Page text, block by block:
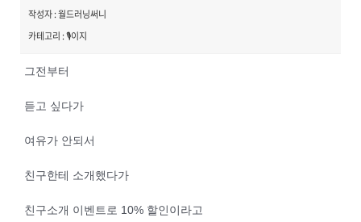
작성자 : 월드러닝써니
카테고리 : 🎙️이지
그전부터
듣고 싶다가
여유가 안되서
친구한테 소개했다가
친구소개 이벤트로 10% 할인이라고